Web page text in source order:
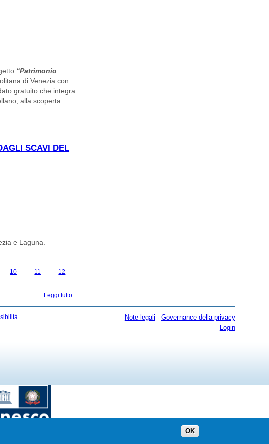
“Patrimonio
di Venezia con
gratuito che integra
alla scoperta
SCAVI DEL
e Laguna.
10 11
12
Leggi tutto...
Note legali - Governance della privacy
Login
OK